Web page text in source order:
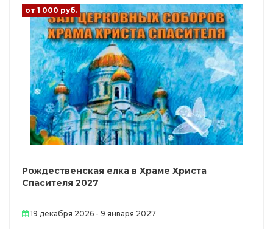
от 1 000 руб.
Рождественская елка в Храме Христа
Спасителя 2027
19 декабря 2026 - 9 января 2027